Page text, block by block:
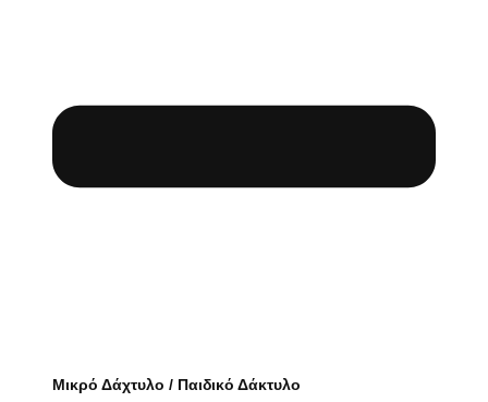
Μικρό Δάχτυλο / Παιδικό Δάκτυλο